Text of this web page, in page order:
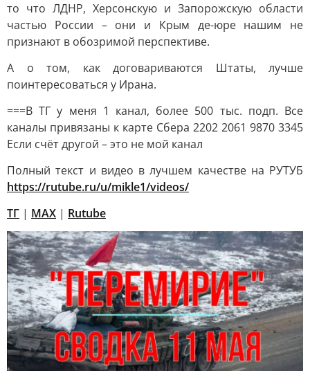
то что ЛДНР, Херсонскую и Запорожскую области
частью России – они и Крым де-юре нашим не
признают в обозримой перспективе.
А о том, как договариваются Штаты, лучше
поинтересоваться у Ирана.
===В ТГ у меня 1 канал, более 500 тыс. подп. Все
каналы привязаны к карте Сбера 2202 2061 9870 3345
Если счёт другой – это не мой канал
Полный текст и видео в лучшем качестве на РУТУБ
https://rutube.ru/u/mikle1/videos/
ТГ | МАХ | Rutube